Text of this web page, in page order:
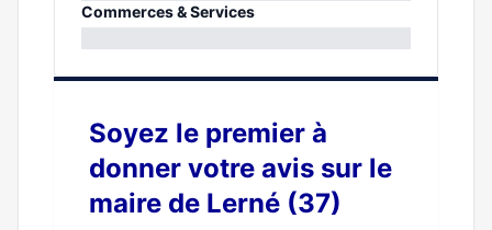
0%
Commerces & Services
Soyez le premier à
donner votre avis sur le
maire de Lerné (37)